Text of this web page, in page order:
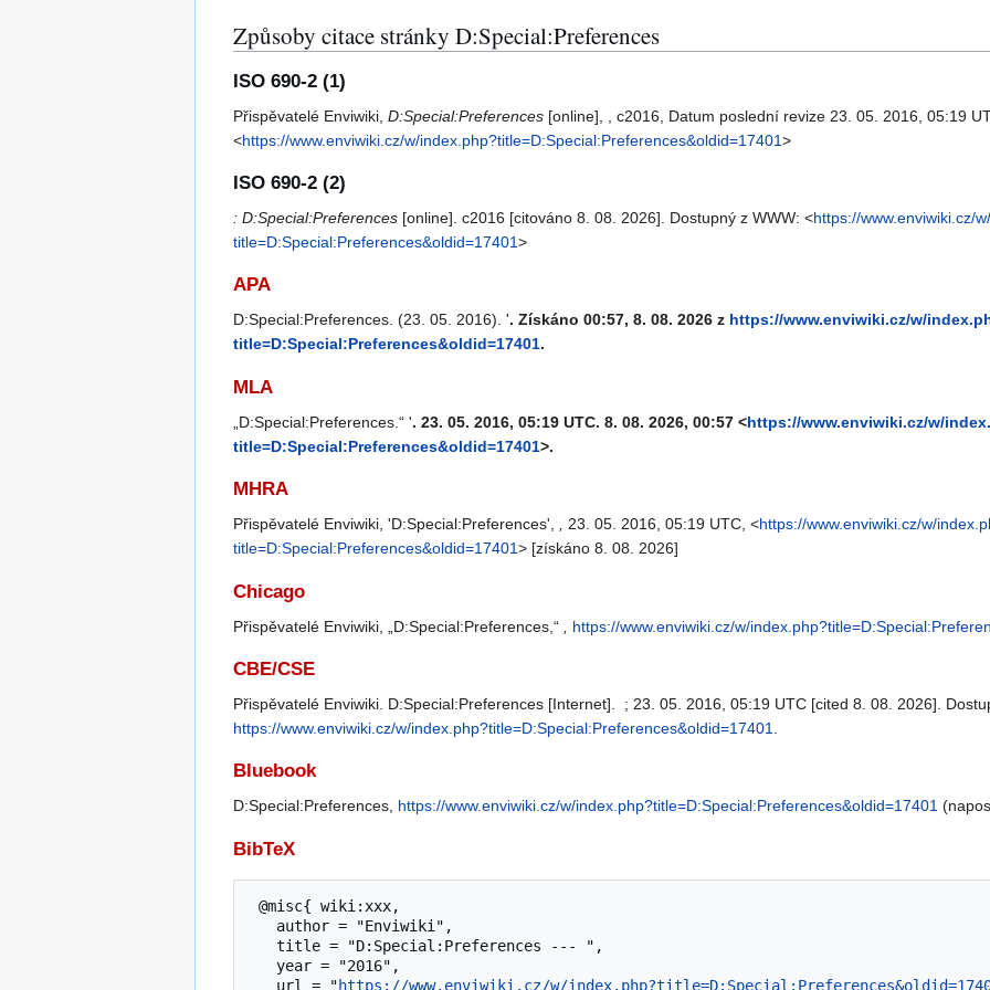
Způsoby citace stránky D:Special:Preferences
ISO 690-2 (1)
Přispěvatelé Enviwiki, D:Special:Preferences [online], , c2016, Datum poslední revize 23. 05. 2016, 05:19
<https://www.enviwiki.cz/w/index.php?title=D:Special:Preferences&oldid=17401>
ISO 690-2 (2)
: D:Special:Preferences [online]. c2016 [citováno 8. 08. 2026]. Dostupný z WWW: <https://www.enviwiki.cz/
title=D:Special:Preferences&oldid=17401>
APA
D:Special:Preferences. (23. 05. 2016). '. Získáno 00:57, 8. 08. 2026 z https://www.enviwiki.cz/w/
title=D:Special:Preferences&oldid=17401.
MLA
„D:Special:Preferences.“ '. 23. 05. 2016, 05:19 UTC. 8. 08. 2026, 00:57 <https://www.enviwiki.cz/w/
title=D:Special:Preferences&oldid=17401>.
MHRA
Přispěvatelé Enviwiki, 'D:Special:Preferences', 23. 05. 2016, 05:19 UTC, <https://www.enviwiki.cz/w/
title=D:Special:Preferences&oldid=17401> [získáno 8. 08. 2026]
Chicago
Přispěvatelé Enviwiki, „D:Special:Preferences,“ https://www.enviwiki.cz/w/
CBE/CSE
Přispěvatelé Enviwiki. D:Special:Preferences [Internet]. ; 23. 05. 2016, 05:19 UTC [cited 8. 08. 2026].
https://www.enviwiki.cz/w/index.php?title=D:Special:Preferences&oldid=17401
Bluebook
D:Special:Preferences, https://www.enviwiki.cz/w/index.php?title=D:Special:Preferences&oldid=17401
BibTeX
   url = "
https://www.enviwiki.cz/w/